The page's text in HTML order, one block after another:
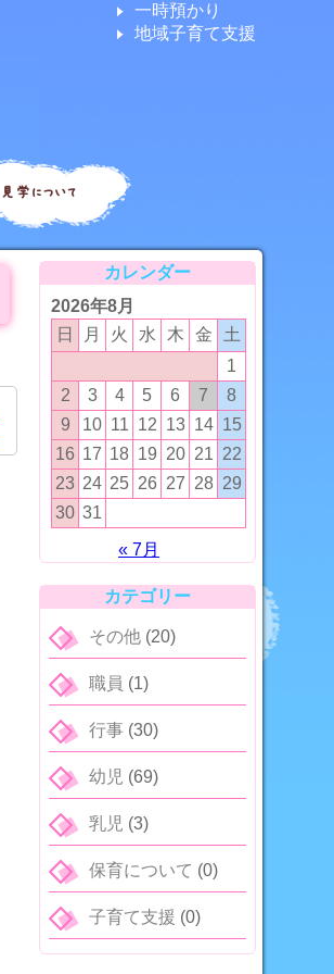
一時預かり
地域子育て支援
見学について
カレンダー
2026年8月
日
月 火 水 木 金
土
1
2
3 4 5 6 7
8
9
10 11 12 13 14 15
16 17 18 19 20 21 22
23 24 25 26 27 28 29
30 31
« 7月
カテゴリー
その他(20)
職員 (1)
行事(30)
幼児 (69)
乳児 (3)
保育について (0)
子育て支援 (0)